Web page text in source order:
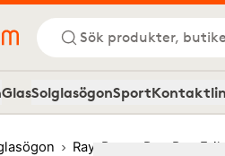
Sök produkter,
GlasSolglasögonSport
Ray-Ban Ray-Ban